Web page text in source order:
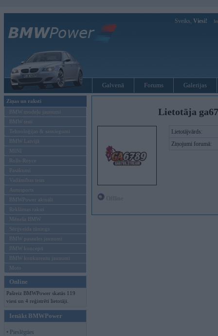
Sveiks, Viesi!
Galvenā Forums Galerijas
Ziņas un raksti
BMW modeļu jaunumi
BMW testi
Tehnoloģijas & sasniegumi
BMW Latvijā
MINI
Rolls-Royce
Pasākumi
Vadāmības tests
Autosports
BMWPower aktuāli
Reklāmas raksti
Mēneša BMW
Sērijveida tūnings
BMW pasaules jaunumi
BMW koncepti
BMW konkurentu jaunumi
Moto
Online
Pašreiz BMWPower skatās 119
viesi un 4 reģistrēti lietotāji.
Ienākt BMWPower
• Pieslēgties
Lietotāja
Lietotājvārds:
Ziņojumi forumā: